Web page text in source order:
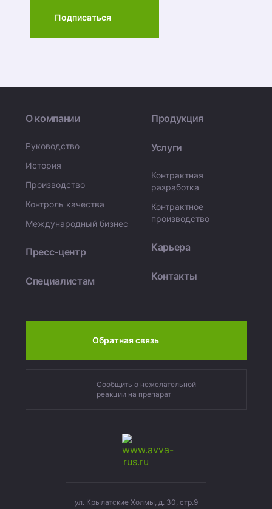
Подписаться
ул. Крылатские Холмы, д. 30, стр.9
О компании
Руководство
История
Производство
Контроль качества
Международный бизнес
Пресс-центр
Специалистам
Продукция
Услуги
Контрактная
разработка
Контрактное
производство
Карьера
Контакты
Обратная связь
Сообщить о нежелательной
реакции на препарат